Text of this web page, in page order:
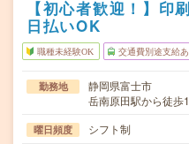
【初心者歓迎！】印
日払いOK
職種未経験OK 交通費別途支給あ
勤務地
静岡県富士市
岳南原田駅から徒歩
曜日頻度 シフト制